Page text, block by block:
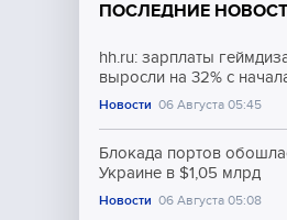
Ближний
Общество
Культура
ПОСЛЕДНИЕ
hh.ru: зарплаты
выросли на 32% с
Новости 06 Августа 05:45
Блокада портов
Украине в $1,05 млрд
Новости 06 Августа 05:08